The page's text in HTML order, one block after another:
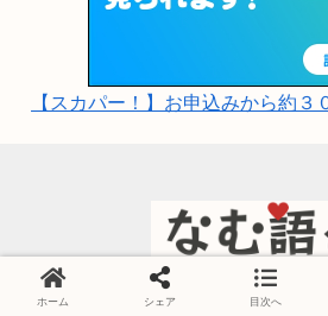
【スカパー！】お申込みから約３
運営者情報
ホーム シェア 目次へ